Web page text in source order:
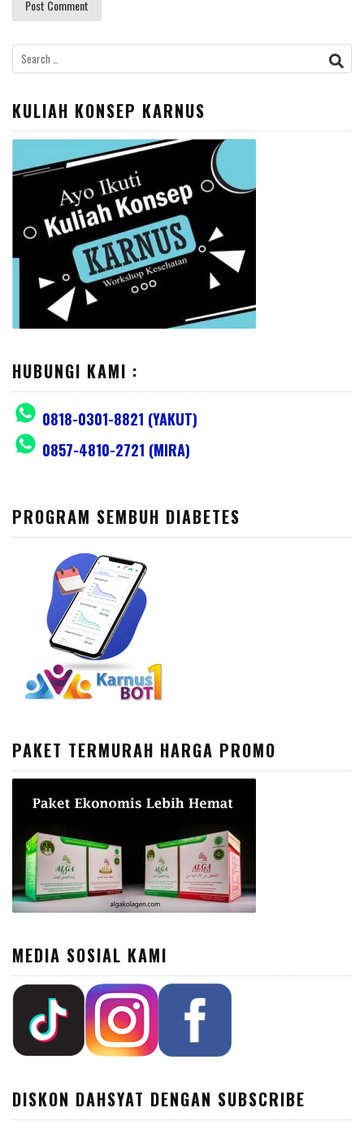
Search
for:
KULIAH KONSEP KARNUS
HUBUNGI KAMI :
0818-0301-8821 (YAKUT)
0857-4810-2721 (MIRA)
PROGRAM SEMBUH DIABETES
PAKET TERMURAH HARGA PROMO
MEDIA SOSIAL KAMI
DISKON DAHSYAT DENGAN SUBSCRIBE